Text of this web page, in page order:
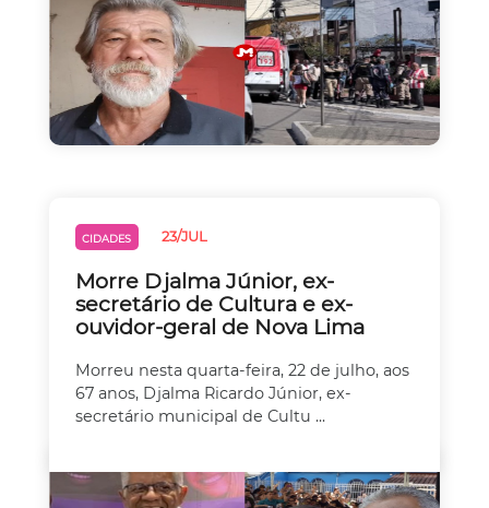
CIDADES 23/JUL
Morre Djalma Júnior, ex-
secretário de Cultura e ex-
ouvidor-geral de Nova Lima
Morreu nesta quarta-feira, 22 de julho, aos
67 anos, Djalma Ricardo Júnior, ex-
secretário municipal de Cultu ...